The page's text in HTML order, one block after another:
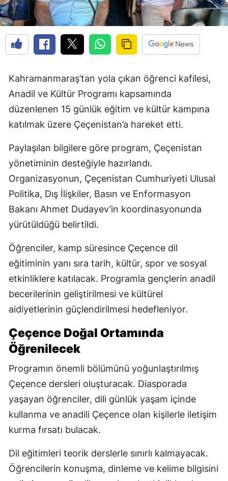
Kahramanmaraş’tan yola çıkan öğrenci kafilesi,
Anadil ve Kültür Programı kapsamında
düzenlenen 15 günlük eğitim ve kültür kampına
katılmak üzere Çeçenistan’a hareket etti.
Paylaşılan bilgilere göre program, Çeçenistan
yönetiminin desteğiyle hazırlandı.
Organizasyonun, Çeçenistan Cumhuriyeti Ulusal
Politika, Dış İlişkiler, Basın ve Enformasyon
Bakanı Ahmet Dudayev’in koordinasyonunda
yürütüldüğü belirtildi.
Öğrenciler, kamp süresince Çeçence dil
eğitiminin yanı sıra tarih, kültür, spor ve sosyal
etkinliklere katılacak. Programla gençlerin anadil
becerilerinin geliştirilmesi ve kültürel
aidiyetlerinin güçlendirilmesi hedefleniyor.
Çeçence Doğal Ortamında
Öğrenilecek
Programın önemli bölümünü yoğunlaştırılmış
Çeçence dersleri oluşturacak. Diasporada
yaşayan öğrenciler, dili günlük yaşam içinde
kullanma ve anadili Çeçence olan kişilerle iletişim
kurma fırsatı bulacak.
Dil eğitimleri teorik derslerle sınırlı kalmayacak.
Öğrencilerin konuşma, dinleme ve kelime bilgisini